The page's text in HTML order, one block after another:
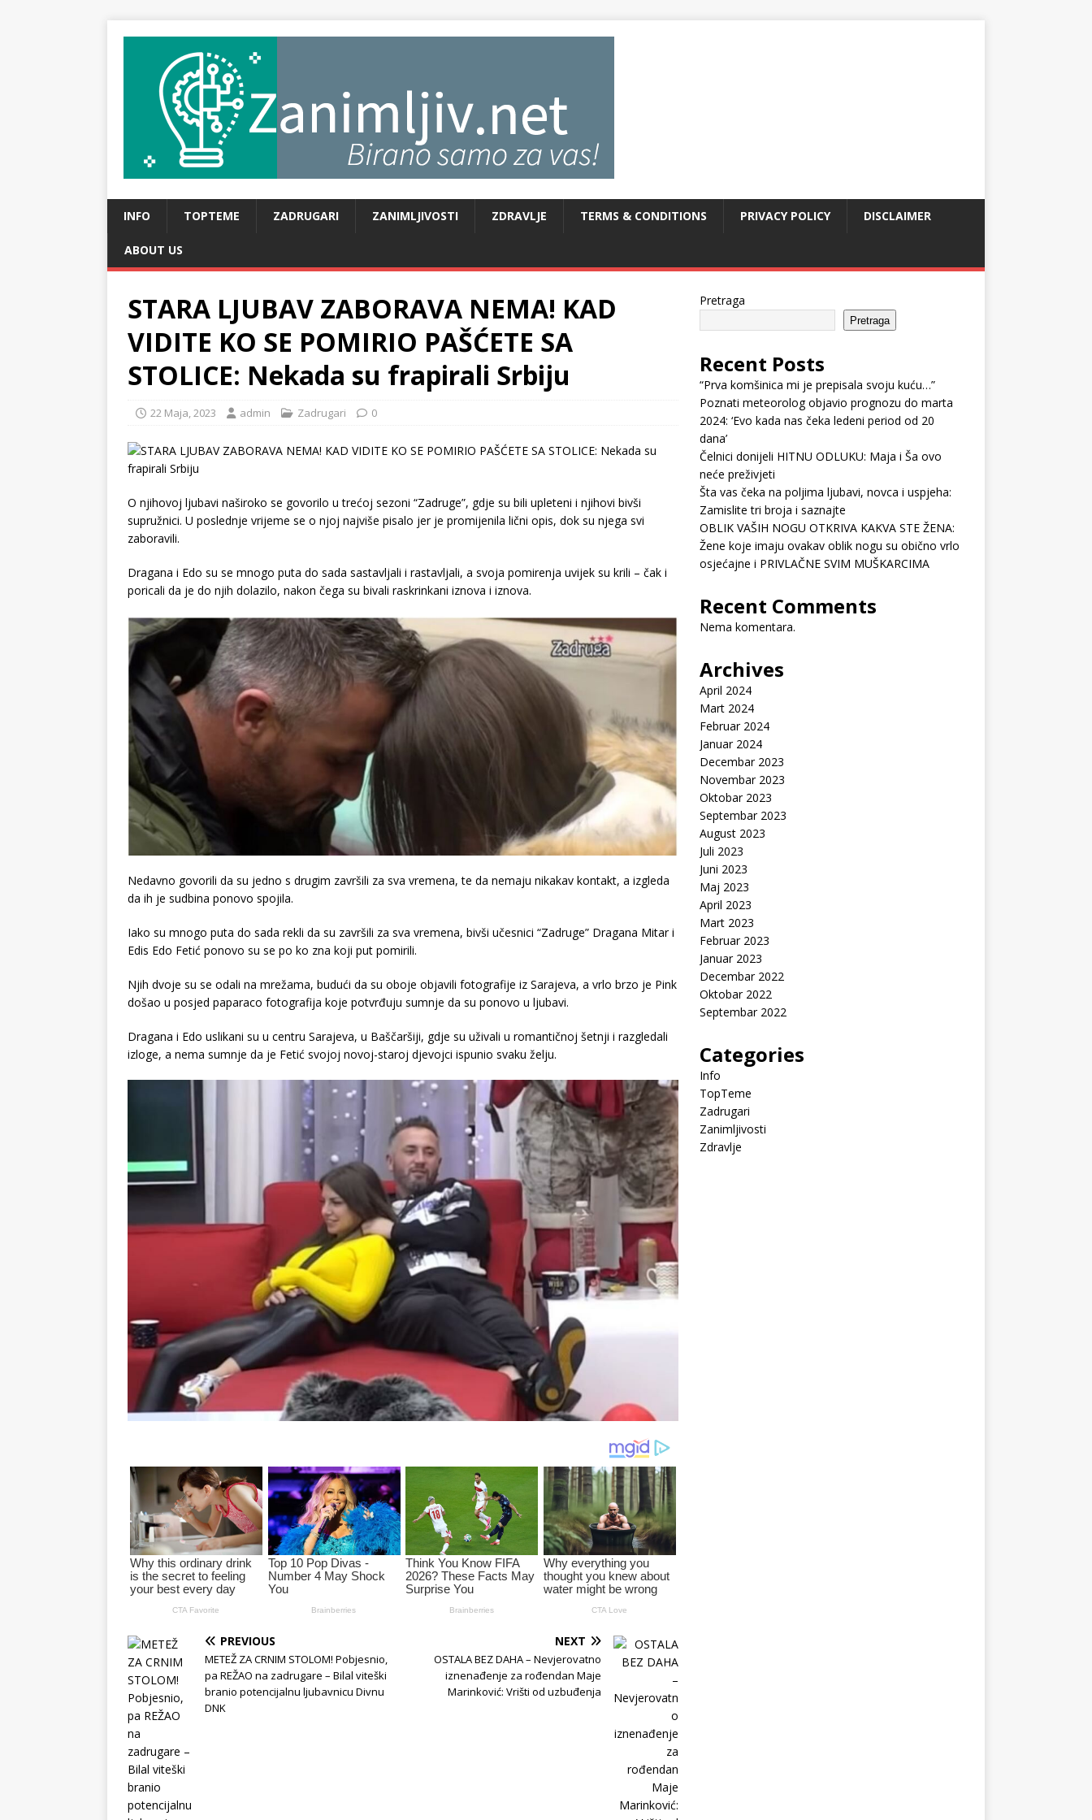
INFO TOPTEME ZADRUGARI ZANIMLJIVOSTI ZDRAVLJE TERMS & CONDITIONS PRIVACY POLICY DISCLAIMER
ABOUT US
STARA LJUBAV ZABORAVA NEMA! KAD
VIDITE KO SE POMIRIO PAŠĆETE SA
STOLICE: Nekada su frapirali Srbiju
22 Maja, 2023 admin Zadrugari 0
O njihovoj ljubavi naširoko se govorilo u trećoj sezoni “Zadruge”, gdje su bili upleteni i njihovi bivši
supružnici. U poslednje vrijeme se o njoj najviše pisalo jer je promijenila lični opis, dok su njega svi
zaboravili.
Dragana i Edo su se mnogo puta do sada sastavljali i rastavljali, a svoja pomirenja uvijek su krili – čak i
poricali da je do njih dolazilo, nakon čega su bivali raskrinkani iznova i iznova.
Nedavno govorili da su jedno s drugim završili za sva vremena, te da nemaju nikakav kontakt, a izgleda
da ih je sudbina ponovo spojila.
Iako su mnogo puta do sada rekli da su završili za sva vremena, bivši učesnici “Zadruge” Dragana Mitar i
Edis Edo Fetić ponovo su se po ko zna koji put pomirili.
Njih dvoje su se odali na mrežama, budući da su oboje objavili fotografije iz Sarajeva, a vrlo brzo je Pink
došao u posjed paparaco fotografija koje potvrđuju sumnje da su ponovo u ljubavi.
Dragana i Edo uslikani su u centru Sarajeva, u Baščaršiji, gdje su uživali u romantičnoj šetnji i razgledali
izloge, a nema sumnje da je Fetić svojoj novoj-staroj djevojci ispunio svaku želju.
PREVIOUS
METEŽ ZA CRNIM STOLOM! Pobjesnio,
pa REŽAO na zadrugare – Bilal viteški
branio potencijalnu ljubavnicu Divnu
DNK
NEXT
OSTALA BEZ DAHA – Nevjerovatno
iznenađenje za rođendan Maje
Marinković: Vrišti od uzbuđenja
Pretraga
Pretraga
Recent Posts
“Prva komšinica mi je prepisala svoju kuću…”
Poznati meteorolog objavio prognozu do marta
2024: ‘Evo kada nas čeka ledeni period od 20
dana’
Čelnici donijeli HITNU ODLUKU: Maja i Ša ovo
neće preživjeti
Šta vas čeka na poljima ljubavi, novca i uspjeha:
Zamislite tri broja i saznajte
OBLIK VAŠIH NOGU OTKRIVA KAKVA STE ŽENA:
Žene koje imaju ovakav oblik nogu su obično vrlo
osjećajne i PRIVLAČNE SVIM MUŠKARCIMA
Recent Comments
Nema komentara.
Archives
April 2024
Mart 2024
Februar 2024
Januar 2024
Decembar 2023
Novembar 2023
Oktobar 2023
Septembar 2023
August 2023
Juli 2023
Juni 2023
Maj 2023
April 2023
Mart 2023
Februar 2023
Januar 2023
Decembar 2022
Oktobar 2022
Septembar 2022
Categories
Info
TopTeme
Zadrugari
Zanimljivosti
Zdravlje